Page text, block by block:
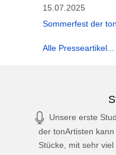
15.07.2025
Sommerfest der
Alle Presseartikel...
Unsere erste
der tonArtisten
Stücke, mit sehr